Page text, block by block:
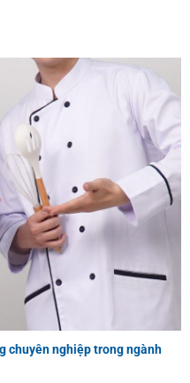
chuyên nghiệp trong ngành